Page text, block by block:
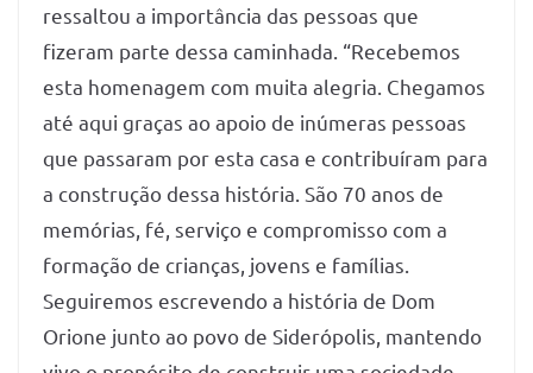
ressaltou a importância das pessoas que
fizeram parte dessa caminhada. “Recebemos
esta homenagem com muita alegria. Chegamos
até aqui graças ao apoio de inúmeras pessoas
que passaram por esta casa e contribuíram para
a construção dessa história. São 70 anos de
memórias, fé, serviço e compromisso com a
formação de crianças, jovens e famílias.
Seguiremos escrevendo a história de Dom
Orione junto ao povo de Siderópolis, mantendo